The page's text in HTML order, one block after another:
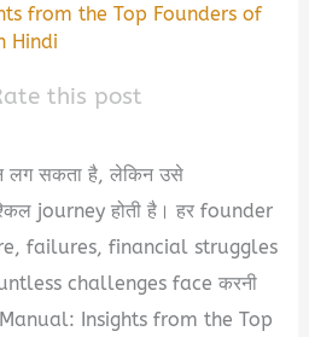
from the Top Founders of
Hindi
this post
लग सकता है, लेकिन उसे
journey होती है। हर founder
failures, financial struggles
challenges face करनी
Insights from the Top